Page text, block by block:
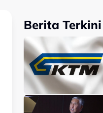
Berita Terkini